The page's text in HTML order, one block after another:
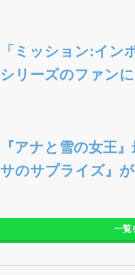
「ミッション:イン
シリーズのファン
『アナと雪の女王
サのサプライズ』
一覧